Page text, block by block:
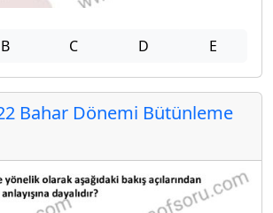
B C D E
Bahar Dönemi Bütünleme